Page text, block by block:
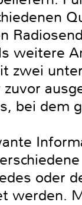
weitere
zwei
bei dem
oder
werden.